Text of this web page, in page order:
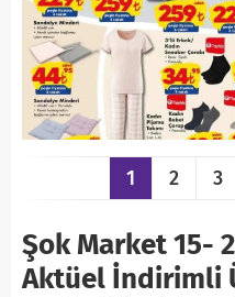
1 2 3
Şok Market 15-
Aktüel İndirimli